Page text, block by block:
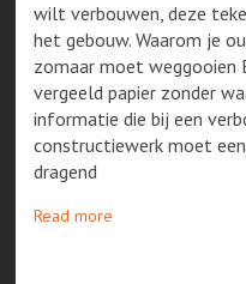
wilt verbouwen, deze
het gebouw. Waarom je
zomaar moet weggooien
vergeeld papier zonder
informatie die bij een
constructiewerk moet
dragend
Read more